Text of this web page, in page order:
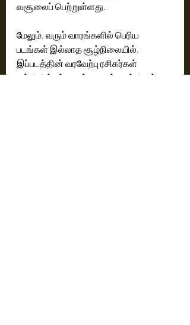
வசூலைப் பெற்றுள்ளது.
மேலும், வரும் வாரங்களில் பெரிய
படங்கள் இல்லாத சூழ்நிலையில்,
இப்படத்தின் வரவேற்பு ரசிகர்கள்
மத்தியில் உற்சாகத்தை ஏற்படுத்தியுள்ள